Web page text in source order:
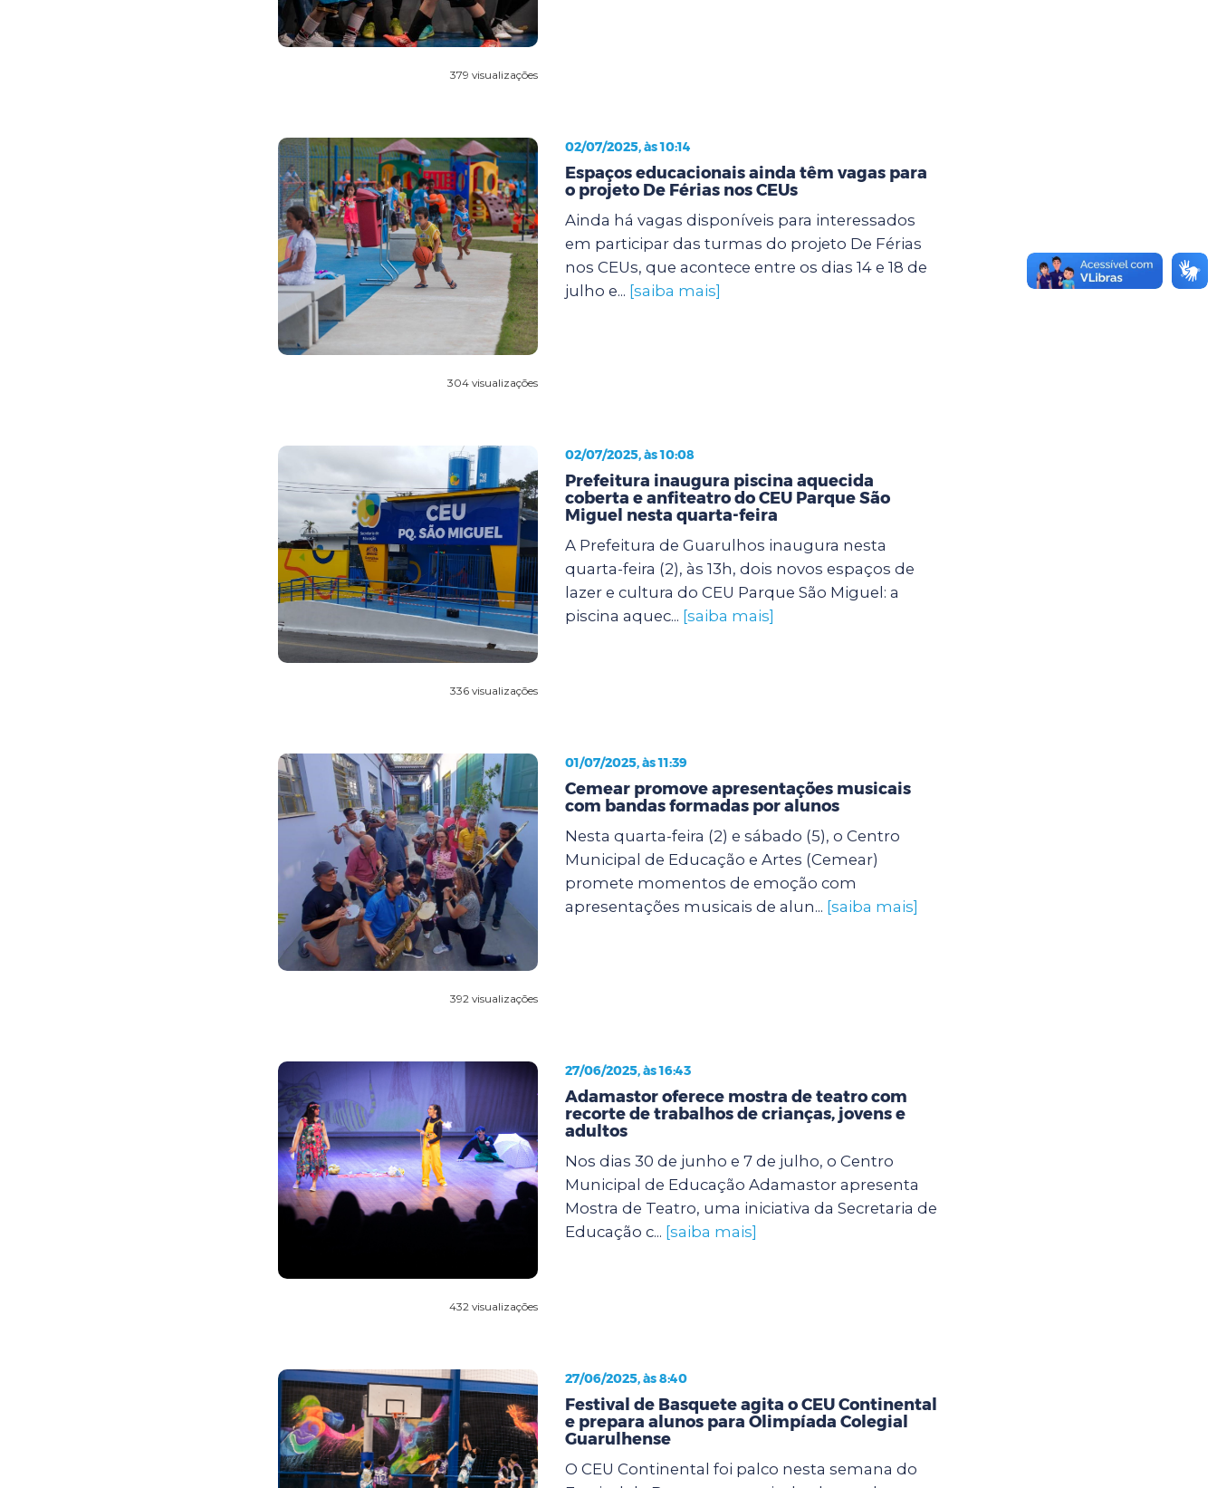
379 visualizações
304 visualizações
02/07/2025, às 10:14
Espaços educacionais ainda têm vagas para
o projeto De Férias nos CEUs
Ainda há vagas disponíveis para interessados
em participar das turmas do projeto De Férias
nos CEUs, que acontece entre os dias 14 e 18 de
julho e... [saiba mais]
336 visualizações
02/07/2025, às 10:08
Prefeitura inaugura piscina aquecida
coberta e anfiteatro do CEU Parque São
Miguel nesta quarta-feira
A Prefeitura de Guarulhos inaugura nesta
quarta-feira (2), às 13h, dois novos espaços de
lazer e cultura do CEU Parque São Miguel: a
piscina aquec... [saiba mais]
392 visualizações
01/07/2025, às 11:39
Cemear promove apresentações musicais
com bandas formadas por alunos
Nesta quarta-feira (2) e sábado (5), o Centro
Municipal de Educação e Artes (Cemear)
promete momentos de emoção com
apresentações musicais de alun... [saiba mais]
432 visualizações
27/06/2025, às 16:43
Adamastor oferece mostra de teatro com
recorte de trabalhos de crianças, jovens e
adultos
Nos dias 30 de junho e 7 de julho, o Centro
Municipal de Educação Adamastor apresenta
Mostra de Teatro, uma iniciativa da Secretaria de
Educação c... [saiba mais]
27/06/2025, às 8:40
Festival de Basquete agita o CEU Continental
e prepara alunos para Olimpíada Colegial
Guarulhense
O CEU Continental foi palco nesta semana do